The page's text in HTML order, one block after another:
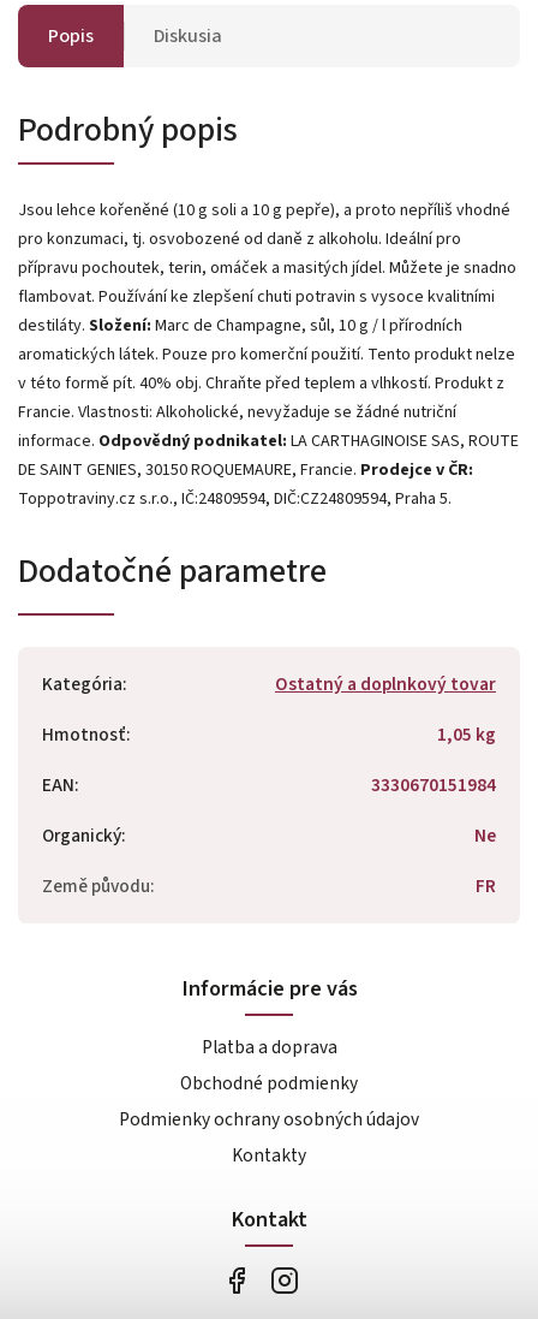
Popis Diskusia
Podrobný popis
Jsou lehce kořeněné (10 g soli a 10 g pepře), a proto nepříliš vhodné
pro konzumaci, tj. osvobozené od daně z alkoholu. Ideální pro
přípravu pochoutek, terin, omáček a masitých jídel. Můžete je snadno
flambovat. Používání ke zlepšení chuti potravin s vysoce kvalitními
destiláty. Složení: Marc de Champagne, sůl, 10 g / l přírodních
aromatických látek. Pouze pro komerční použití. Tento produkt nelze
v této formě pít. 40% obj. Chraňte před teplem a vlhkostí. Produkt z
Francie. Vlastnosti: Alkoholické, nevyžaduje se žádné nutriční
informace. Odpovědný podnikatel: LA CARTHAGINOISE SAS, ROUTE
DE SAINT GENIES, 30150 ROQUEMAURE, Francie. Prodejce v ČR:
Toppotraviny.cz s.r.o., IČ:24809594, DIČ:CZ24809594, Praha 5.
Dodatočné parametre
Kategória:
Ostatný a doplnkový tovar
Hmotnosť:
1,05 kg
EAN:
3330670151984
Organický:
Ne
Země původu: FR
Informácie pre vás
Platba a doprava
Obchodné podmienky
Podmienky ochrany osobných údajov
Kontakty
Kontakt